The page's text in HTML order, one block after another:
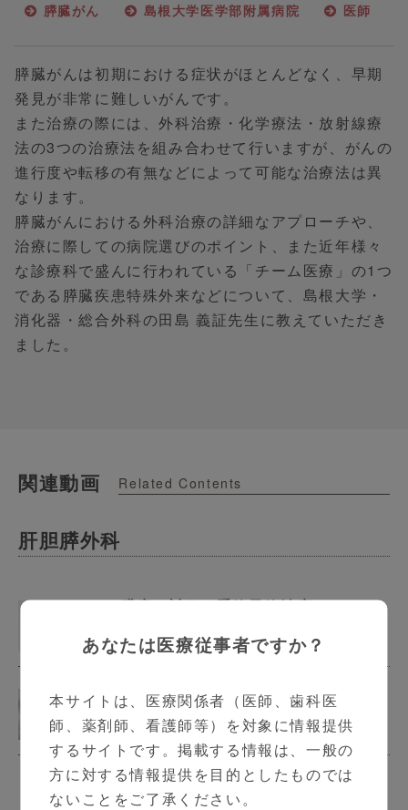
膵臓がん 島根大学医学部附属病院 医師
膵臓がんは初期における症状がほとんどなく、早期
発見が非常に難しいがんです。
また治療の際には、外科治療・化学療法・放射線療
法の3つの治療法を組み合わせて行いますが、がんの
進行度や転移の有無などによって可能な治療法は異
なります。
膵臓がんにおける外科治療の詳細なアプローチや、
治療に際しての病院選びのポイント、また近年様々
な診療科で盛んに行われている「チーム医療」の1つ
である膵臓疾患特殊外来などについて、島根大学・
消化器・総合外科の田島 義証先生に教えていただき
ました。
関連動画 Related Contents
肝胆膵外科
膵癌に対する重粒子線治療
マイクロ波が与える肝がん治療イン
パクト
帝京大学医学部附属病院
あなたは医療従事者ですか？
本サイトは、医療関係者（医師、歯科医
師、薬剤師、看護師等）を対象に情報提供
するサイトです。掲載する情報は、一般の
方に対する情報提供を目的としたものでは
ないことをご了承ください。